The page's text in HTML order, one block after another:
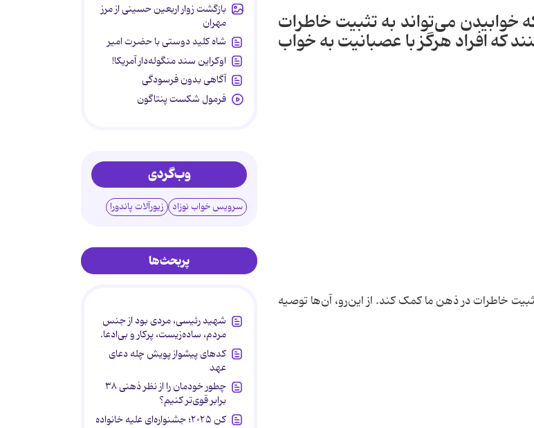
خوابیدن می‌تواند به تثبیت خاطرات
که افراد هرگز با عصبانیت به خواب
خاطرات در ذهن ما کمک کند. از این‌رو، آن‌ها توصیه
بازگشت زوار اربعین حسینی از مرز
مهران
شاه کلید دوستی با حضرت امیر
اوکراین سند منگوله‌دار آمریکا!
آگاهی بدون فرسودگی
فرمول شکست پنتاگون
وب‌گردی
سرویس خواب نوزاد زیورآلات پاندورا
پربحث‌ها
شهید رئیسی، مردی بود از جنس
مردم، ساده‌زیست، پرکار و بی‌ادعا.
کدهای پیشواز پویش چله دعای
عهد
چطور خودمان را از نظر ذهنی ۳۸
برابر قوی‌تر کنیم؟
کن ۲۰۲۵؛ جشنواره‌ای علیه خانواده